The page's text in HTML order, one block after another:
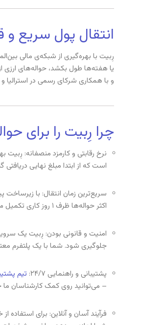
انتقال پول سریع و
رِبیت با بهره‌گیری از شبکه‌ی مالی
و با همکاری شرکای رسمی در استرالیا
چرا رِبیت را برای
نرخ رقابتی و کارمزد منصفانه: رِبیت
است که از ابتدا مبلغ نهایی دریافتی
سریع‌ترین زمان انتقال: با
اکثر حواله‌ها ظرف ۱ روز کاری تکمیل می‌شوند. این سرعت بالا به ویژه برای موارد ضروری و مبالغ هنگفت اهمیت دارد.
امنیت و قانونی بودن: رِبیت یک
جلوگیری شود. شما با یک پلتفرم
پشتیبانی و راهنمایی ۲۴/۷: تیم
– می‌توانید روی کمک کارشناسان
فرآیند آسان و آنلاین: برای